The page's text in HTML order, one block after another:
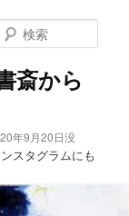
斎から
年9月20日没
スタグラムにも
索